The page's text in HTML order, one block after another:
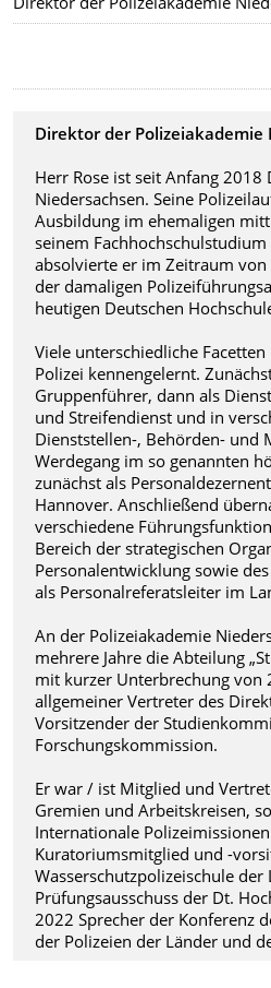
Direktor der Polizeiakademie
Herr Rose ist seit Anfang
Niedersachsen. Seine
Ausbildung im ehemaligen
seinem
absolvierte er im Zeitraum
der damaligen
heutigen Deutschen
Viele unterschiedliche
Polizei kennengelernt.
Gruppenführer, dann als
und Streifendienst und in
Dienststellen-, Behörden- und
Werdegang im so genannten
zunächst als
Hannover. Anschließend
verschiedene
Bereich der strategischen
Personalentwicklung sowie
als Personalreferatsleiter im
An der Polizeiakademie
mehrere Jahre die Abteilung
mit kurzer Unterbrechung von
allgemeiner Vertreter des
Vorsitzender der
Forschungskommission.
Er war / ist Mitglied und
Gremien und Arbeitskreisen,
Internationale
Kuratoriumsmitglied und -
Wasserschutzpolizeischule
Prüfungsausschuss der Dt.
2022 Sprecher der Konferenz
der Polizeien der Länder und